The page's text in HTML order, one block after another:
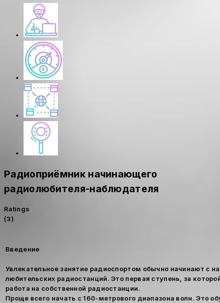
Радиоприёмник начинающего
радиолюбителя-наблюдателя
Ratings
(3)
Введение
Увлекательное занятие радиоспортом обычно начинают с
любительских радиостанций. Это первая ступень, за
работа на собственной радиостанции.
Проще всего начать с 160-метрового диапазона волн. Это